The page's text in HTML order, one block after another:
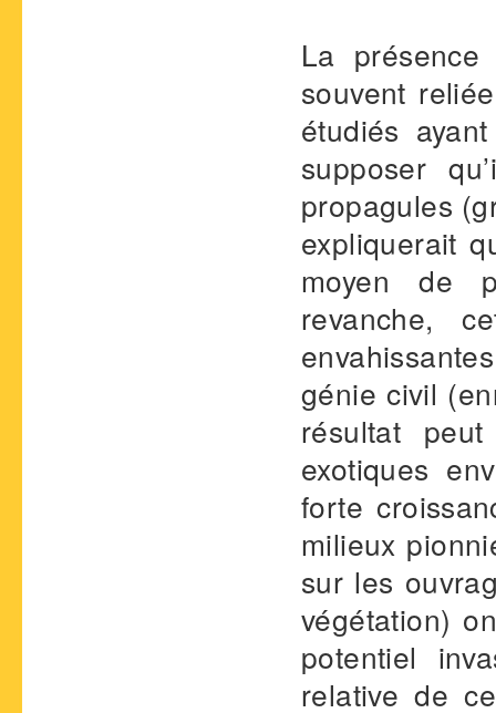
La présence
souvent
étudiés
supposer
propagules
expliquerait
moyen de
revanche,
génie civil
résultat
exotiques
forte
milieux
sur les
végétation)
potentiel
relative de